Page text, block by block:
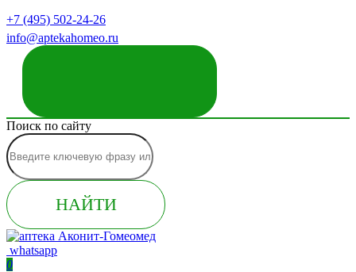
+7 (495) 502-24-26
info@aptekahomeo.ru
Поиск по сайту
НАЙТИ
whatsapp
0